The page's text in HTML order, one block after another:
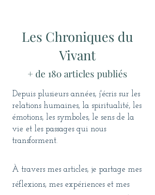
Les Chroniques du
Vivant
+ de 180 articles publiés
Depuis plusieurs années, j'écris sur les
relations humaines, la spiritualité, les
émotions, les symboles, le sens de la
vie et les passages qui nous
transforment.
À travers mes articles, je partage mes
réflexions, mes expériences et mes